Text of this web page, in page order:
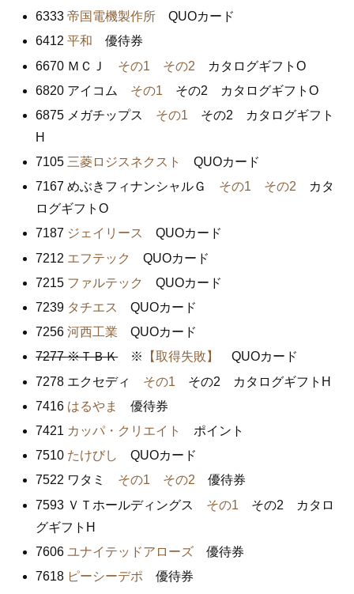
6333帝国電機製作所 QUOカード
6412平和 優待券
6670 ＭＣＪ その1 その2 カタログギフトO
6820 アイコム その1 その2 カタログギフトO
6875 メガチップス その1 その2 カタログギフト
H
7105 三菱ロジスネクスト
QUOカード
7167 めぶきフィナンシャルＧ その1 その2 カタ
ログギフトO
7187 ジェイリース
QUOカード
7212 エフテック
QUOカード
7215 ファルテック
QUOカード
7239 タチエス
QUOカード
7256河西工業 QUOカード
7277 ※ＴＢＫ※ 【取得失敗】
QUOカード
7278 エクセディ その1 その2 カタログギフトH
7416 はるやま
優待券
7421 カッパ・クリエイト
ポイント
7510 たけびし
QUOカード
7522 ワタミ その1 その2 優待券
7593 ＶＴホールディングス その1 その2 カタロ
グギフトH
7606ユナイテッドアローズ 優待券
7618 ピーシーデポ 優待券